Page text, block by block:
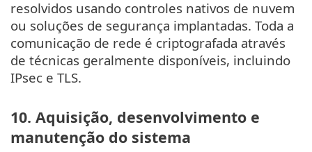
resolvidos usando controles nativos de nuvem
ou soluções de segurança implantadas. Toda a
comunicação de rede é criptografada através
de técnicas geralmente disponíveis, incluindo
IPsec e TLS.
10. Aquisição, desenvolvimento e
manutenção do sistema